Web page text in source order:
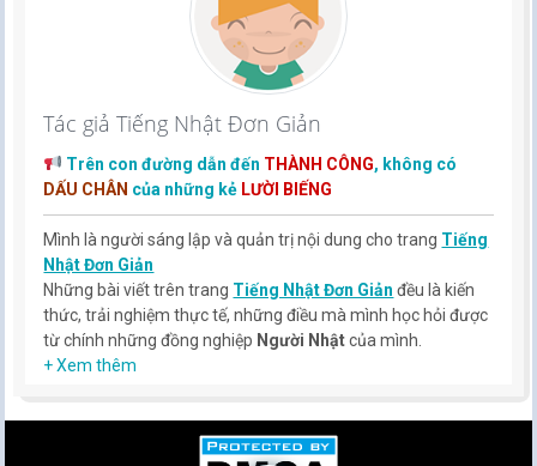
Tác giả Tiếng Nhật Đơn Giản
Trên con đường dẫn đến THÀNH CÔNG, không có
DẤU CHÂN của những kẻ LƯỜI BIẾNG
Mình là người sáng lập và quản trị nội dung cho trang Tiếng
Nhật Đơn Giản
Những bài viết trên trang Tiếng Nhật Đơn Giản đều là kiến
thức, trải nghiệm thực tế, những điều mà mình học hỏi được
từ chính những đồng nghiệp Người Nhậtcủa mình.
Hy vọng rằng kinh nghiệm mà mình có được sẽ giúp các bạn
+ Xem thêm